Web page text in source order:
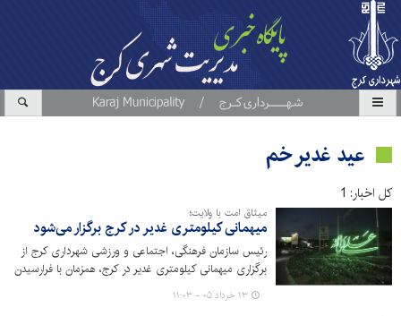
عید غدیر خم
کل اخبار: 1
میثاق امت با ولایت؛
میهمانی کیلومتری غدیر در کرج برگزار می‌شود
رئیس سازمان فرهنگی، اجتماعی و ورزشی شهرداری کرج از
برگزاری میهمانی کیلومتری غدیر در کرج، همزمان با فرارسیدن
عید سعید غدیر خم خبر داد.
۱۳ خرداد ۰۵ - ۱۱:۰۳